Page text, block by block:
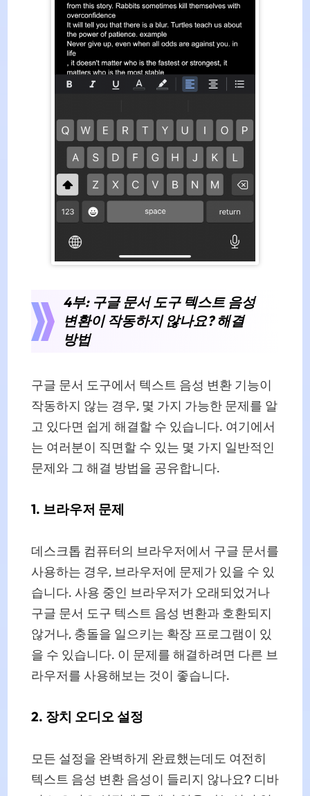
4부: 구글 문서 도구 텍스트 음성
변환이 작동하지 않나요? 해결
방법
구글 문서 도구에서 텍스트 음성 변환 기능이
작동하지 않는 경우, 몇 가지 가능한 문제를 알
고 있다면 쉽게 해결할 수 있습니다. 여기에서
는 여러분이 직면할 수 있는 몇 가지 일반적인
문제와 그 해결 방법을 공유합니다.
1. 브라우저 문제
데스크톱 컴퓨터의 브라우저에서 구글 문서를
사용하는 경우, 브라우저에 문제가 있을 수 있
습니다. 사용 중인 브라우저가 오래되었거나
구글 문서 도구 텍스트 음성 변환과 호환되지
않거나, 충돌을 일으키는 확장 프로그램이 있
을 수 있습니다. 이 문제를 해결하려면 다른 브
라우저를 사용해보는 것이 좋습니다.
2. 장치 오디오 설정
모든 설정을 완벽하게 완료했는데도 여전히
텍스트 음성 변환 음성이 들리지 않나요? 디바